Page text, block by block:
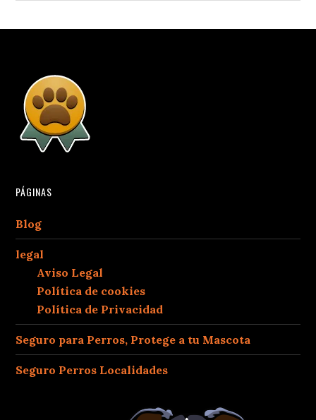
PÁGINAS
Blog
legal
Aviso Legal
Política de cookies
Política de Privacidad
Seguro para Perros, Protege a tu Mascota
Seguro Perros Localidades